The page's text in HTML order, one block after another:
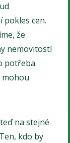
pokles cen.
že
nemovitostí
potřeba
na stejné
kdo by